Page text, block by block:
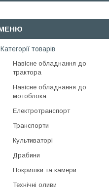
Категорії товарів
Навісне обладнання до
трактора
Навісне обладнання до
мотоблока
Електротранспорт
Транспорти
Культиваторі
Драбини
Покришки та камери
Технічні оливи